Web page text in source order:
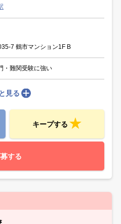
7 鶴市マンション1F B
・難関受験に強い
見る
キープする
する